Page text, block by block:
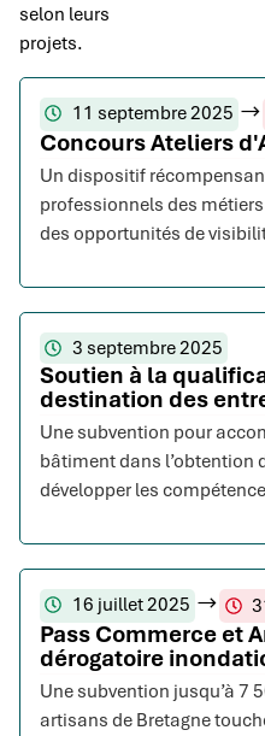
selon leurs
projets.
11 septembre 2025
Concours Ateliers
Un dispositif
professionnels des
des opportunités de
3 septembre 2025
Soutien à la
destination des
Une subvention pour
bâtiment dans l’obtention
développer les
16 juillet 2025
Pass Commerce et
dérogatoire
Une subvention jusqu’à 7
artisans de Bretagne